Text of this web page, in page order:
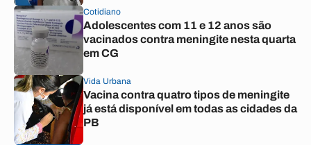
Cotidiano
Adolescentes com 11 e 12 anos são
vacinados contra meningite nesta quarta
em CG
Vida Urbana
Vacina contra quatro tipos de meningite
já está disponível em todas as cidades da
PB